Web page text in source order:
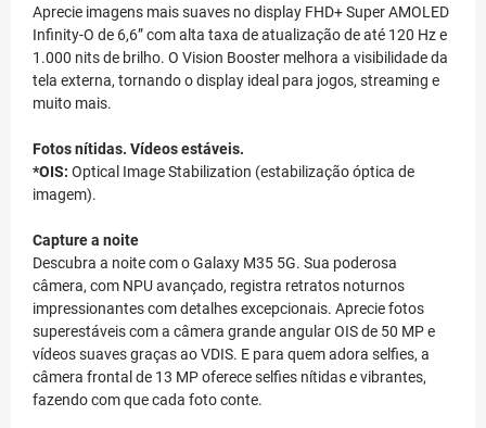
Aprecie imagens mais suaves no display FHD+ Super AMOLED
Infinity-O de 6,6” com alta taxa de atualização de até 120 Hz e
1.000 nits de brilho. O Vision Booster melhora a visibilidade da
tela externa, tornando o display ideal para jogos, streaming e
muito mais.
Fotos nítidas. Vídeos estáveis.
*OIS: Optical Image Stabilization (estabilização óptica de
imagem).
Capture a noite
Descubra a noite com o Galaxy M35 5G. Sua poderosa
câmera, com NPU avançado, registra retratos noturnos
impressionantes com detalhes excepcionais. Aprecie fotos
superestáveis com a câmera grande angular OIS de 50 MP e
vídeos suaves graças ao VDIS. E para quem adora selfies, a
câmera frontal de 13 MP oferece selfies nítidas e vibrantes,
fazendo com que cada foto conte.